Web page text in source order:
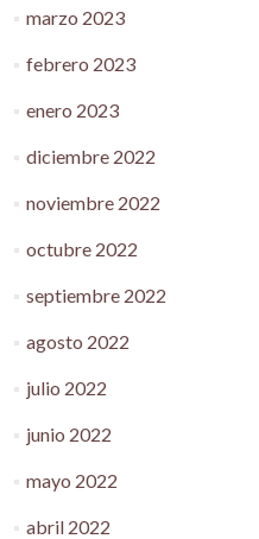
marzo 2023
febrero 2023
enero 2023
diciembre 2022
noviembre 2022
octubre 2022
septiembre 2022
agosto 2022
julio 2022
junio 2022
mayo 2022
abril 2022